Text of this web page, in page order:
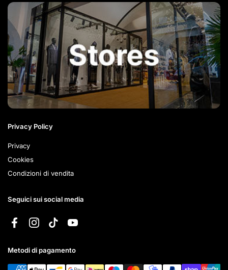
Privacy Policy
Privacy
Cookies
Condizioni di vendita
Seguici sui social media
FacebookInstagramTikTokYouTube
Metodi di pagamento